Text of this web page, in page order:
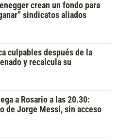
crean un fondo para
sindicatos aliados
culpables después de la
y recalcula su
a Rosario a las 20.30:
de Jorge Messi, sin acceso